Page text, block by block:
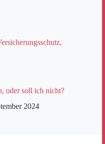
oder soll ich nicht?
2024